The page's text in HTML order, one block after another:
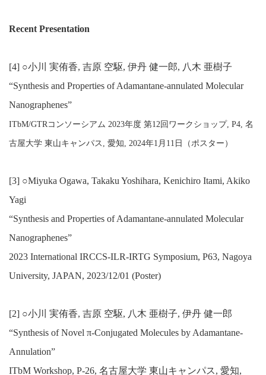
Recent Presentation
[4] ○小川 実侑香, 吉原 空駆, 伊丹 健一郎, 八木 亜樹子
“Synthesis and Properties of Adamantane-annulated Molecular
Nanographenes”
ITbM/GTRコンソーシアム 2023年度 第12回ワークショップ, P4, 名
古屋大学 東山キャンパス, 愛知, 2024年1月11日（ポスター）
[3] ○Miyuka Ogawa, Takaku Yoshihara, Kenichiro Itami, Akiko
Yagi
“Synthesis and Properties of Adamantane-annulated Molecular
Nanographenes”
2023 International IRCCS-ILR-IRTG Symposium, P63, Nagoya
University, JAPAN, 2023/12/01 (Poster)
[2] ○小川 実侑香, 吉原 空駆, 八木 亜樹子, 伊丹 健一郎
“Synthesis of Novel π-Conjugated Molecules by Adamantane-
Annulation”
ITbM Workshop, P-26, 名古屋大学 東山キャンパス, 愛知,